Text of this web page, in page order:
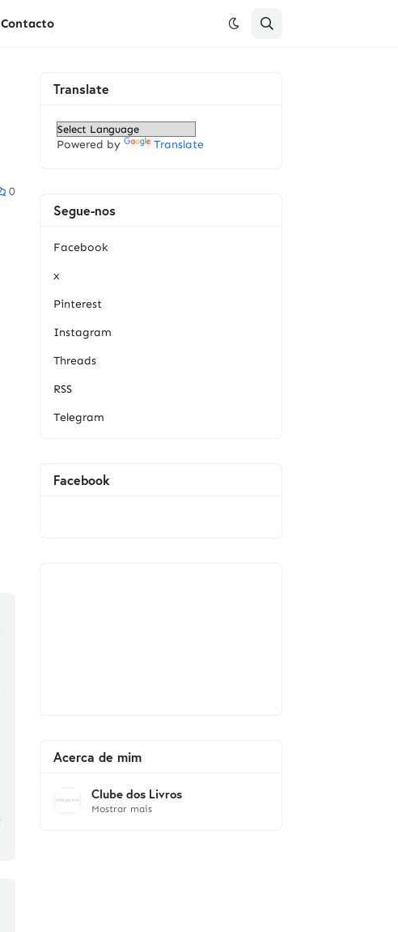
Contacto
0
Translate
Powered by Translate
Segue-nos
Facebook
x
Pinterest
Instagram
Threads
RSS
Telegram
Facebook
Acerca de mim
Clube dos Livros
Mostrar mais